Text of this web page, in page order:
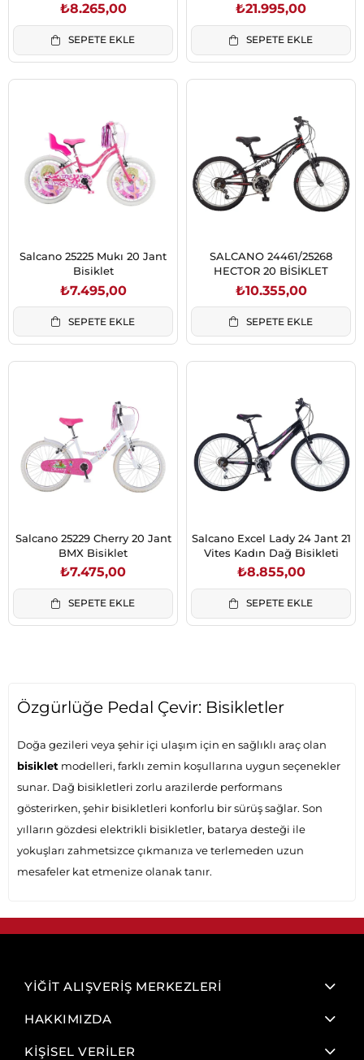
₺8.265,00
SEPETE EKLE
₺21.995,00
SEPETE EKLE
Salcano 25225 Mukı 20 Jant
Bisiklet
₺7.495,00
SEPETE EKLE
SALCANO 24461/25268
HECTOR 20 BİSİKLET
₺10.355,00
SEPETE EKLE
Salcano 25229 Cherry 20 Jant
BMX Bisiklet
₺7.475,00
SEPETE EKLE
Salcano Excel Lady 24 Jant 21
Vites Kadın Dağ Bisikleti
₺8.855,00
SEPETE EKLE
Özgürlüğe Pedal Çevir: Bisikletler
Doğa gezileri veya şehir içi ulaşım için en sağlıklı araç olan
bisiklet modelleri, farklı zemin koşullarına uygun seçenekler
sunar. Dağ bisikletleri zorlu arazilerde performans
gösterirken, şehir bisikletleri konforlu bir sürüş sağlar. Son
yılların gözdesi elektrikli bisikletler, batarya desteği ile
yokuşları zahmetsizce çıkmanıza ve terlemeden uzun
mesafeler kat etmenize olanak tanır.
YİĞİT ALIŞVERİŞ MERKEZLERİ
HAKKIMIZDA
KİŞİSEL VERİLER